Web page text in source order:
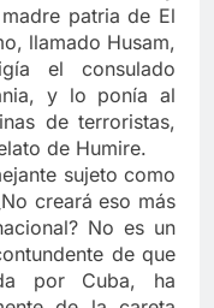
patria de El
llamado Husam,
el consulado
y lo ponía al
de terroristas,
de Humire.
sujeto como
creará eso más
No es un
de que
por Cuba, ha